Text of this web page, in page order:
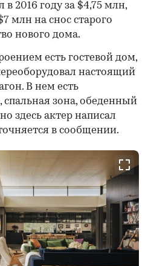
в 2016 году за $4,75 млн,
млн на снос старого
нового дома.
есть гостевой дом,
настоящий
В нем есть
спальная зона, обеденный
здесь актер написал
в сообщении.